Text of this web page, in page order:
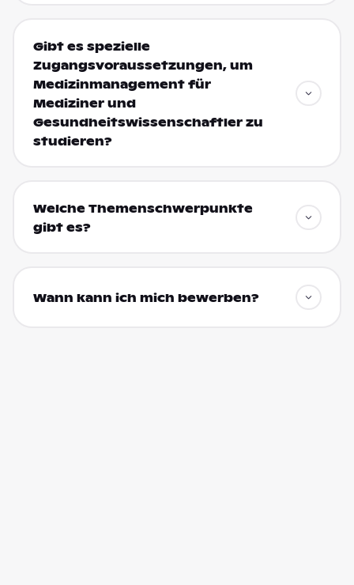
Gibt es spezielle
Zugangsvoraussetzungen, um
Medizinmanagement für
Mediziner und
Gesundheitswissenschaftler zu
studieren?
Welche Themenschwerpunkte
gibt es?
Wann kann ich mich bewerben?